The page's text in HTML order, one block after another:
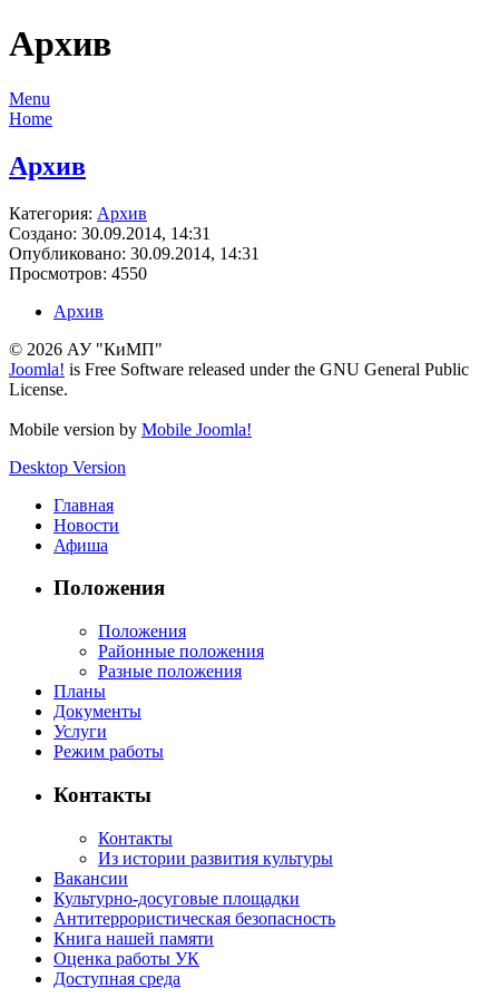
Архив
Menu
Home
Архив
Категория: Архив
Создано: 30.09.2014, 14:31
Опубликовано: 30.09.2014, 14:31
Просмотров: 4550
Архив
© 2026 АУ "КиМП"
Joomla! is Free Software released under the GNU General Public
License.
Mobile version by Mobile Joomla!
Desktop Version
Главная
Новости
Афиша
Положения
Положения
Районные положения
Разные положения
Планы
Документы
Услуги
Режим работы
Контакты
Контакты
Из истории развития культуры
Вакансии
Культурно-досуговые площадки
Антитеррористическая безопасность
Книга нашей памяти
Оценка работы УК
Доступная среда